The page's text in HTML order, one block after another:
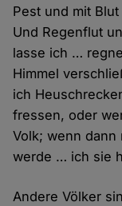
Pest und mit
Und Regenflut
lasse ich …
Himmel
ich
fressen, oder
Volk; wenn
werde … ich sie
Andere Völker